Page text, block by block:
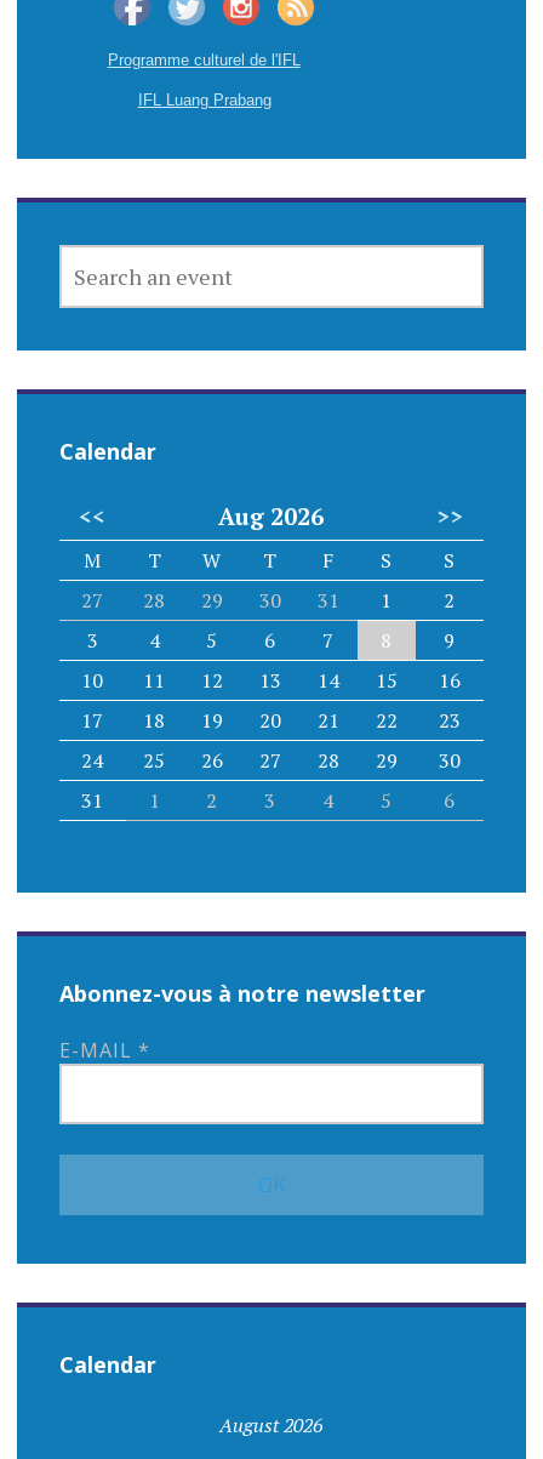
Programme culturel de l'IFL
IFL Luang Prabang
AN
Calendar
<< Aug 2026 >>
M T W T F S
S
27
28 29 30 31 1
2
3
4 5 6 7 8
9
10
11 12 13 14 15
16
17
18 19 20 21 22
23
24
25 26 27 28 29
30
31
1 2 3 4 5 6
Abonnez-vous à notre newsletter
E-MAIL *
Calendar
August 2026